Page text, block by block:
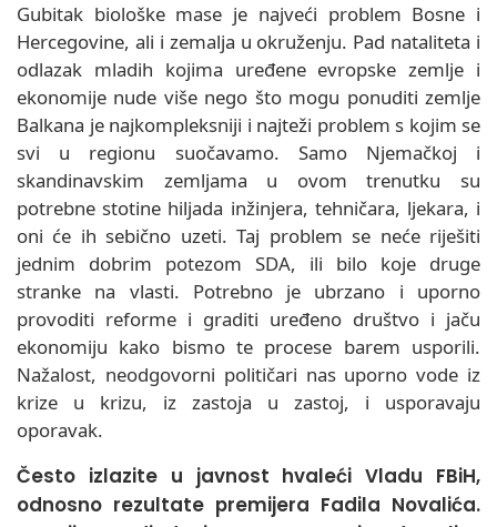
Gubitak biološke mase je najveći problem Bosne i
Hercegovine, ali i zemalja u okruženju. Pad nataliteta i
odlazak mladih kojima uređene evropske zemlje i
ekonomije nude više nego što mogu ponuditi zemlje
Balkana je najkompleksniji i najteži problem s kojim se
svi u regionu suočavamo. Samo Njemačkoj i
skandinavskim zemljama u ovom trenutku su
potrebne stotine hiljada inžinjera, tehničara, ljekara, i
oni će ih sebično uzeti. Taj problem se neće riješiti
jednim dobrim potezom SDA, ili bilo koje druge
stranke na vlasti. Potrebno je ubrzano i uporno
provoditi reforme i graditi uređeno društvo i jaču
ekonomiju kako bismo te procese barem usporili.
Nažalost, neodgovorni političari nas uporno vode iz
krize u krizu, iz zastoja u zastoj, i usporavaju
oporavak.
Često izlazite u javnost hvaleći Vladu FBiH,
odnosno rezultate premijera Fadila Novalića.